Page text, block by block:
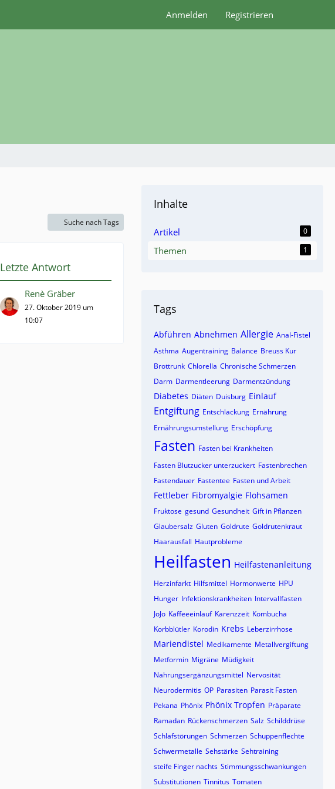
Anmelden Registrieren
Suche nach Tags
Letzte Antwort
Renè Gräber
27. Oktober 2019 um
10:07
Inhalte
Artikel 0
Themen 1
Tags
Abführen Abnehmen Allergie Anal-Fistel
Asthma Augentraining Balance Breuss Kur
Brottrunk Chlorella Chronische Schmerzen
Darm Darmentleerung Darmentzündung
Diabetes Diäten Duisburg Einlauf
Entgiftung Entschlackung Ernährung
Ernährungsumstellung Erschöpfung
Fasten Fasten bei Krankheiten
Fasten Blutzucker unterzuckert Fastenbrechen
Fastendauer Fastentee Fasten und Arbeit
Fettleber Fibromyalgie Flohsamen
Fruktose gesund Gesundheit Gift in Pflanzen
Glaubersalz Gluten Goldrute Goldrutenkraut
Haarausfall Hautprobleme
Heilfasten Heilfastenanleitung
Herzinfarkt Hilfsmittel Hormonwerte HPU
Hunger Infektionskrankheiten Intervallfasten
JoJo Kaffeeeinlauf Karenzzeit Kombucha
Korbblütler Korodin Krebs Leberzirrhose
Mariendistel Medikamente Metallvergiftung
Metformin Migräne Müdigkeit
Nahrungsergänzungsmittel Nervosität
Neurodermitis OP Parasiten Parasit Fasten
Pekana Phönix Phönix Tropfen Präparate
Ramadan Rückenschmerzen Salz Schilddrüse
Schlafstörungen Schmerzen Schuppenflechte
Schwermetalle Sehstärke Sehtraining
steife Finger nachts Stimmungsschwankungen
Substitutionen Tinnitus Tomaten